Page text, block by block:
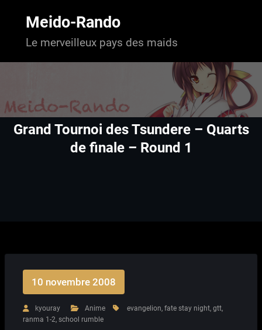
Meido-Rando
Le merveilleux pays des maids
Grand Tournoi des Tsundere – Quarts
de finale – Round 1
10 novembre 2008
kyouray Anime evangelion, fate stay night, gtt,
ranma 1-2, school rumble